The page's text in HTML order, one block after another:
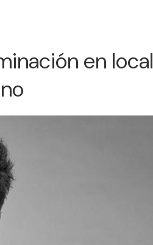
en local